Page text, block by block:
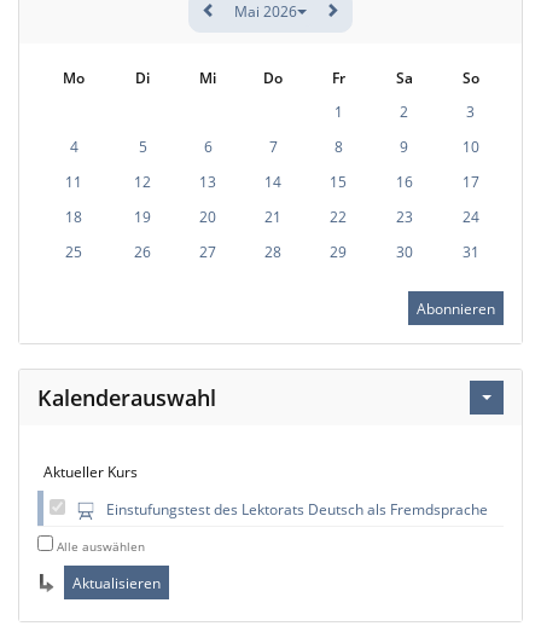
Mai 2026
Mo Di Mi Do Fr Sa
So
1
2
3
4
5 6 7 8 9
10
11
12 13 14 15 16
17
18
19 20 21 22 23
24
25
26 27 28 29 30 31
Abonnieren
Kalenderauswahl
Aktueller Kurs
Einstufungstest des Lektorats Deutsch als Fremdsprache
Alle auswählen